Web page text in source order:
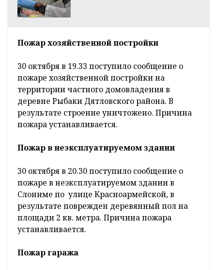
Пожар хозяйственной постройки
30 октября в 19.33 поступило сообщение о
пожаре хозяйственной постройки на
территории частного домовладения в
деревне Рыбаки Дятловского района. В
результате строение уничтожено. Причина
пожара устанавливается.
Пожар в неэксплуатируемом здании
30 октября в 20.30 поступило сообщение о
пожаре в неэксплуатируемом здании в
Слониме по улице Красноармейской, в
результате поврежден деревянный пол на
площади 2 кв. метра. Причина пожара
устанавливается.
Пожар гаража